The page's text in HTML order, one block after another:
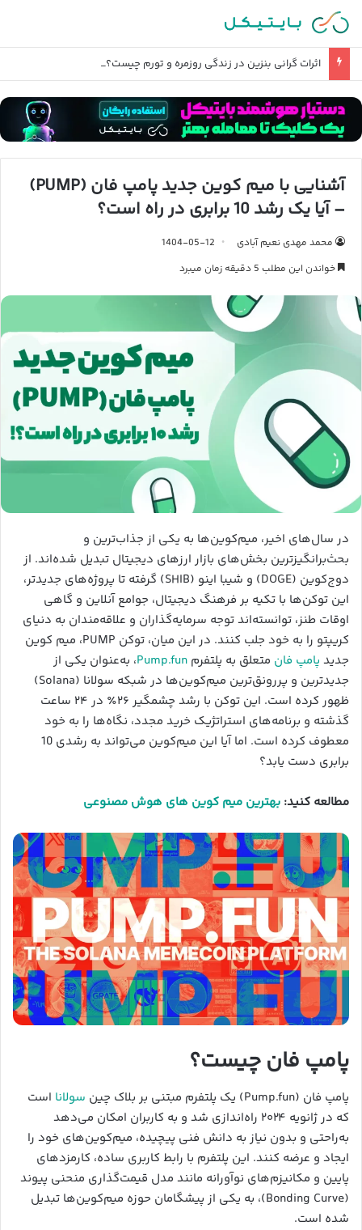
اثرات گرانی بنزین در زندگی روزمره و تورم چیست؟
آشنایی با میم کوین جدید پامپ فان (PUMP)
– آیا یک رشد 10 برابری در راه است؟
محمد مهدی نعیم آبادی
1404-05-12
خواندن این مطلب 5 دقیقه زمان میبرد
در سال‌های اخیر، میم‌کوین‌ها به یکی از جذاب‌ترین و
بحث‌برانگیزترین بخش‌های بازار ارزهای دیجیتال تبدیل شده‌اند. از
دوج‌کوین (DOGE) و شیبا اینو (SHIB) گرفته تا پروژه‌های جدیدتر،
این توکن‌ها با تکیه بر فرهنگ دیجیتال، جوامع آنلاین و گاهی
اوقات طنز، توانسته‌اند توجه سرمایه‌گذاران و علاقه‌مندان به دنیای
کریپتو را به خود جلب کنند. در این میان، توکن PUMP، میم کوین
جدید پامپ فان متعلق به پلتفرم Pump.fun، به‌عنوان یکی از
جدیدترین و پررونق‌ترین میم‌کوین‌ها در شبکه سولانا (Solana)
ظهور کرده است. این توکن با رشد چشمگیر ۲۶٪ در ۲۴ ساعت
گذشته و برنامه‌های استراتژیک خرید مجدد، نگاه‌ها را به خود
معطوف کرده است. اما آیا این میم‌کوین می‌تواند به رشدی 10
برابری دست یابد؟
مطالعه کنید: بهترین میم کوین های هوش مصنوعی
پامپ فان چیست؟
پامپ فان (Pump.fun) یک پلتفرم مبتنی بر بلاک چین سولانا است
که در ژانویه ۲۰۲۴ راه‌اندازی شد و به کاربران امکان می‌دهد
به‌راحتی و بدون نیاز به دانش فنی پیچیده، میم‌کوین‌های خود را
ایجاد و عرضه کنند. این پلتفرم با رابط کاربری ساده، کارمزدهای
پایین و مکانیزم‌های نوآورانه مانند مدل قیمت‌گذاری منحنی پیوند
(Bonding Curve)، به یکی از پیشگامان حوزه میم‌کوین‌ها تبدیل
شده است.